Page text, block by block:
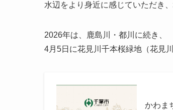
水辺をより身近に感じていただき
2026年は、鹿島川・都川に続き、
4月5日に花見川千本桜緑地（花見
かわま